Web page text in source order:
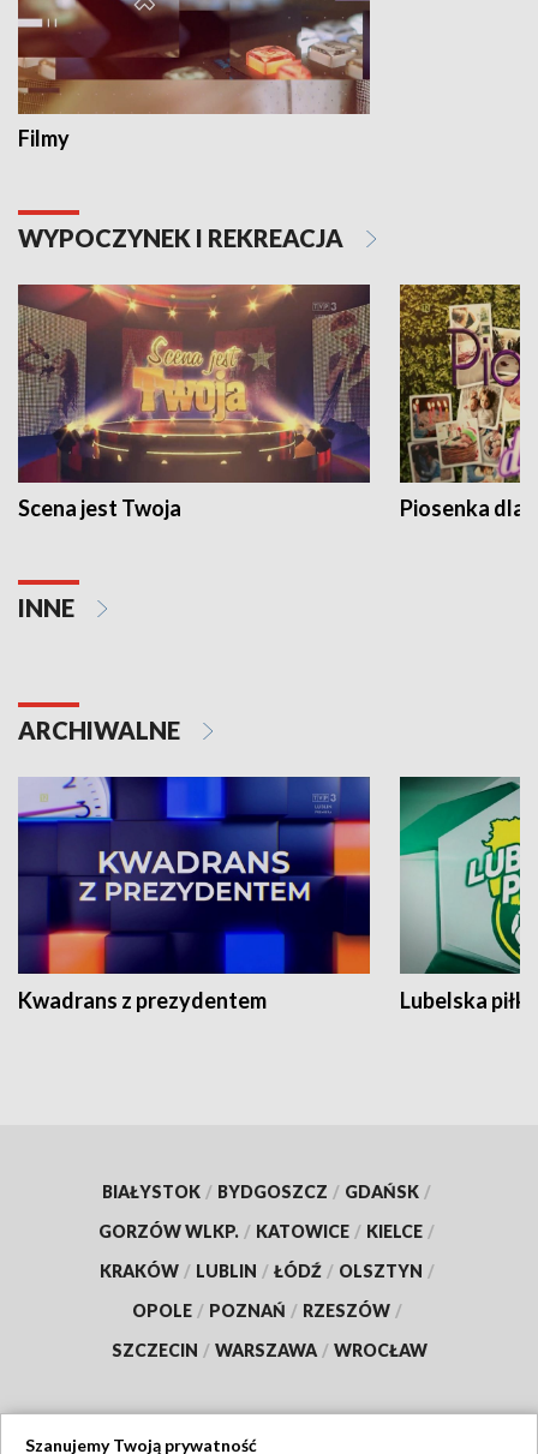
Filmy
WYPOCZYNEK I REKREACJA
Scena jest Twoja Piosenka dla
INNE
ARCHIWALNE
Kwadrans z prezydentem Lubelska piłka
BIAŁYSTOK / BYDGOSZCZ / GDAŃSK /
GORZÓW WLKP. / KATOWICE / KIELCE /
KRAKÓW / LUBLIN / ŁÓDŹ / OLSZTYN /
OPOLE / POZNAŃ / RZESZÓW /
SZCZECIN / WARSZAWA / WROCŁAW
Szanujemy Twoją prywatność